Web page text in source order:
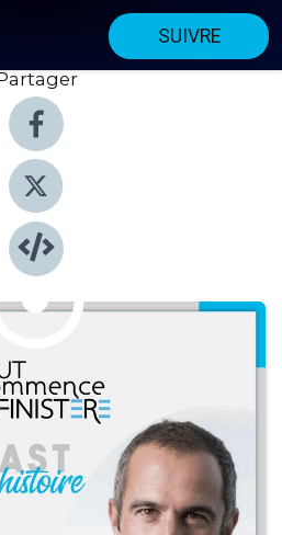
SUIVRE